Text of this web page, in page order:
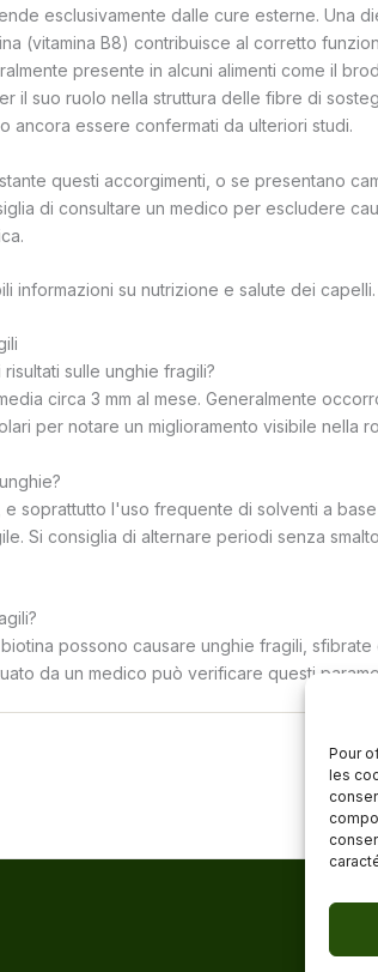
Pour
les
esclusivamente dalle cure esterne. Una
(vitamina B8) contribuisce al corretto
presente in alcuni alimenti come il
il suo ruolo nella struttura delle fibre di
ancora essere confermati da ulteriori studi.
questi accorgimenti, o se presentano
di consultare un medico per escludere
informazioni su nutrizione e salute dei capelli.
sulle unghie fragili?
circa 3 mm al mese. Generalmente
per notare un miglioramento visibile nella
soprattutto l'uso frequente di solventi a
Si consiglia di alternare periodi senza
possono causare unghie fragili, sfibrate
da un medico può verificare questi